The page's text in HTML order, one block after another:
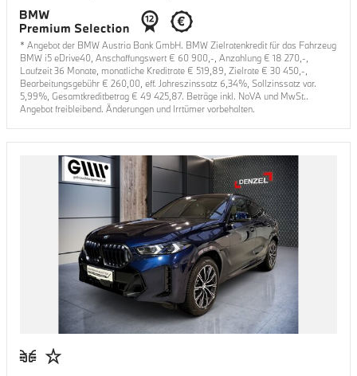
* Angebot der BMW Austria Bank GmbH. BMW Zielratenkredit für das Fahrzeug
BMW i5 eDrive40, Anschaffungswert € 60 900,-, Anzahlung € 18 270,-,
Laufzeit36 Monate, monatliche Kreditrate € 519,89, Zielrate € 30 450,-,
Bearbeitungsgebühr € 260,00, eff. Jahreszinssatz 6,34%, Sollzinssatz var.
5,99%, Gesamtkreditbetrag € 49 425,87. Beträge inkl. NoVA und MwSt..
Angebot freibleibend. Änderungen und Irrtümer vorbehalten.